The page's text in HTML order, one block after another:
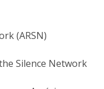
(ARSN)
Silence Network